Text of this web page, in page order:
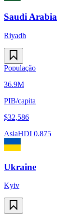
Saudi Arabia
Riyadh
População
36.9M
PIB/capita
$32,586
AsiaHDI 0.875
Ukraine
Kyiv